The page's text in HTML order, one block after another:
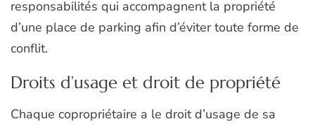
responsabilités qui accompagnent la propriété
d’une place de parking afin d’éviter toute forme de
conflit.
Droits d’usage et droit de propriété
Chaque copropriétaire a le droit d’usage de sa